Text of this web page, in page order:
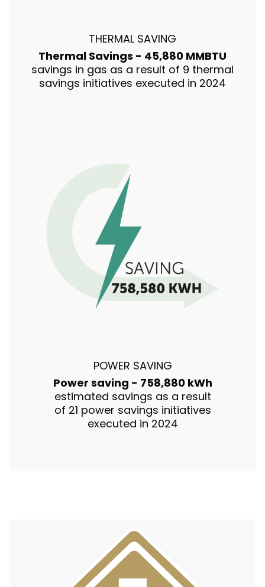
THERMAL SAVING
Thermal Savings - 45,880 MMBTU
savings in gas as a result of 9 thermal
savings initiatives executed in 2024
POWER SAVING
Power saving - 758,880 kWh
estimated savings as a result
of 21 power savings initiatives
executed in 2024